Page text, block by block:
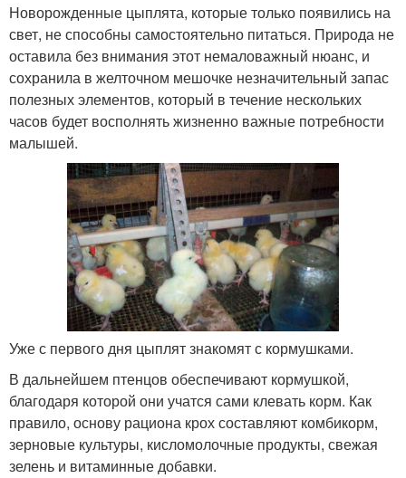
Новорожденные цыплята, которые только появились на
свет, не способны самостоятельно питаться. Природа не
оставила без внимания этот немаловажный нюанс, и
сохранила в желточном мешочке незначительный запас
полезных элементов, который в течение нескольких
часов будет восполнять жизненно важные потребности
малышей.
Уже с первого дня цыплят знакомят с кормушками.
В дальнейшем птенцов обеспечивают кормушкой,
благодаря которой они учатся сами клевать корм. Как
правило, основу рациона крох составляют комбикорм,
зерновые культуры, кисломолочные продукты, свежая
зелень и витаминные добавки.